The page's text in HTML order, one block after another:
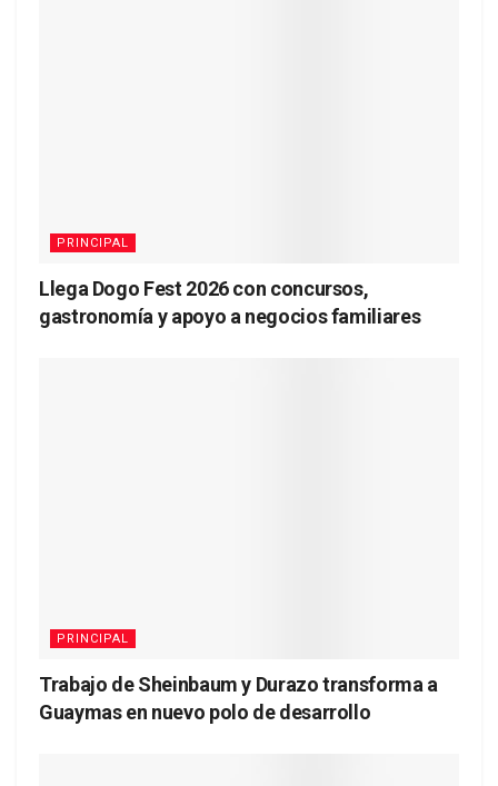
PRINCIPAL
Llega Dogo Fest 2026 con concursos,
gastronomía y apoyo a negocios familiares
PRINCIPAL
Trabajo de Sheinbaum y Durazo transforma a
Guaymas en nuevo polo de desarrollo